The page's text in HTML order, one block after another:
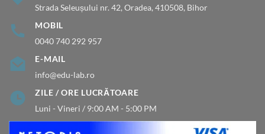
Strada Seleușului nr. 42, Oradea, 410508, Bihor
MOBIL
0040 740 292 957
E-MAIL
info@edu-lab.ro
ZILE / ORE LUCRĂTOARE
Luni - Vineri / 9:00 AM - 5:00 PM